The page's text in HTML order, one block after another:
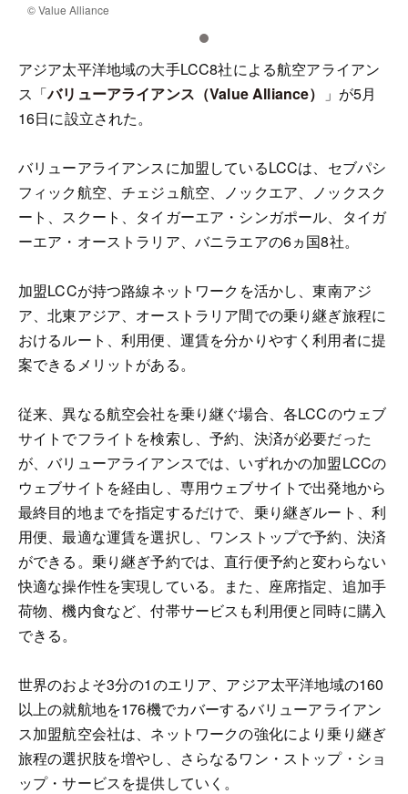
© Value Alliance
アジア太平洋地域の大手LCC8社による航空アライアン
ス「バリューアライアンス（Value Alliance）
」が5月
16日に設立された。
バリューアライアンスに加盟しているLCCは、セブパシ
フィック航空、チェジュ航空、ノックエア、ノックスク
ート、スクート、タイガーエア・シンガポール、タイガ
ーエア・オーストラリア、バニラエアの6ヵ国8社。
加盟LCCが持つ路線ネットワークを活かし、東南アジ
ア、北東アジア、オーストラリア間での乗り継ぎ旅程に
おけるルート、利用便、運賃を分かりやすく利用者に提
案できるメリットがある。
従来、異なる航空会社を乗り継ぐ場合、各LCCのウェブ
サイトでフライトを検索し、予約、決済が必要だった
が、バリューアライアンスでは、いずれかの加盟LCCの
ウェブサイトを経由し、専用ウェブサイトで出発地から
最終目的地までを指定するだけで、乗り継ぎルート、利
用便、最適な運賃を選択し、ワンストップで予約、決済
ができる。乗り継ぎ予約では、直行便予約と変わらない
快適な操作性を実現している。また、座席指定、追加手
荷物、機内食など、付帯サービスも利用便と同時に購入
できる。
世界のおよそ3分の1のエリア、アジア太平洋地域の160
以上の就航地を176機でカバーするバリューアライアン
ス加盟航空会社は、ネットワークの強化により乗り継ぎ
旅程の選択肢を増やし、さらなるワン・ストップ・ショ
ップ・サービスを提供していく。